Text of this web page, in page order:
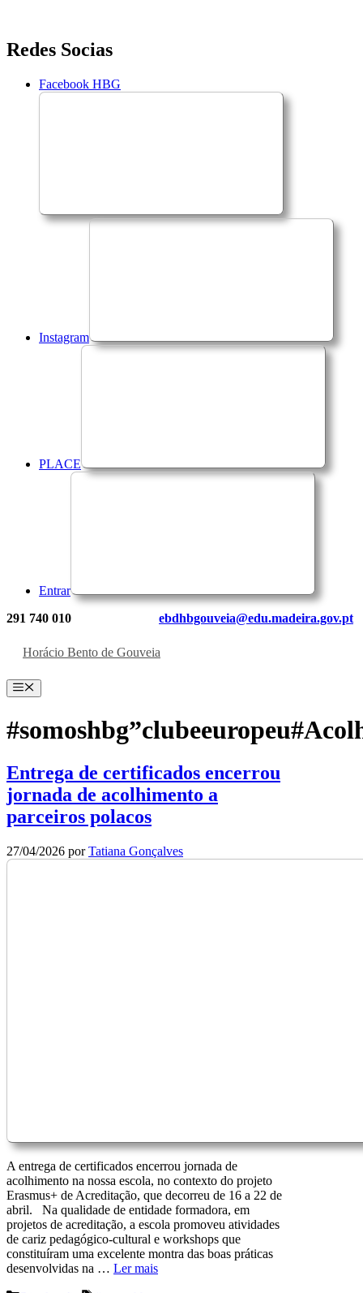
Saltar
para
conteúdo
Redes Socias
Facebook HBG
Instagram
PLACE
Entrar
291 740 010 ebdhbgouveia@edu.madeira.gov.pt
Horácio Bento de Gouveia
Menu
Entrega de certificados encerrou
jornada de acolhimento a
parceiros polacos
27/04/2026 porTatiana Gonçalves
A entrega de certificados encerrou jornada de
acolhimento na nossa escola, no contexto do projeto
Erasmus+ de Acreditação, que decorreu de 16 a 22 de
abril. Na qualidade de entidade formadora, em
projetos de acreditação, a escola promoveu atividades
de cariz pedagógico-cultural e workshops que
constituíram uma excelente montra das boas práticas
desenvolvidas na … Ler mais